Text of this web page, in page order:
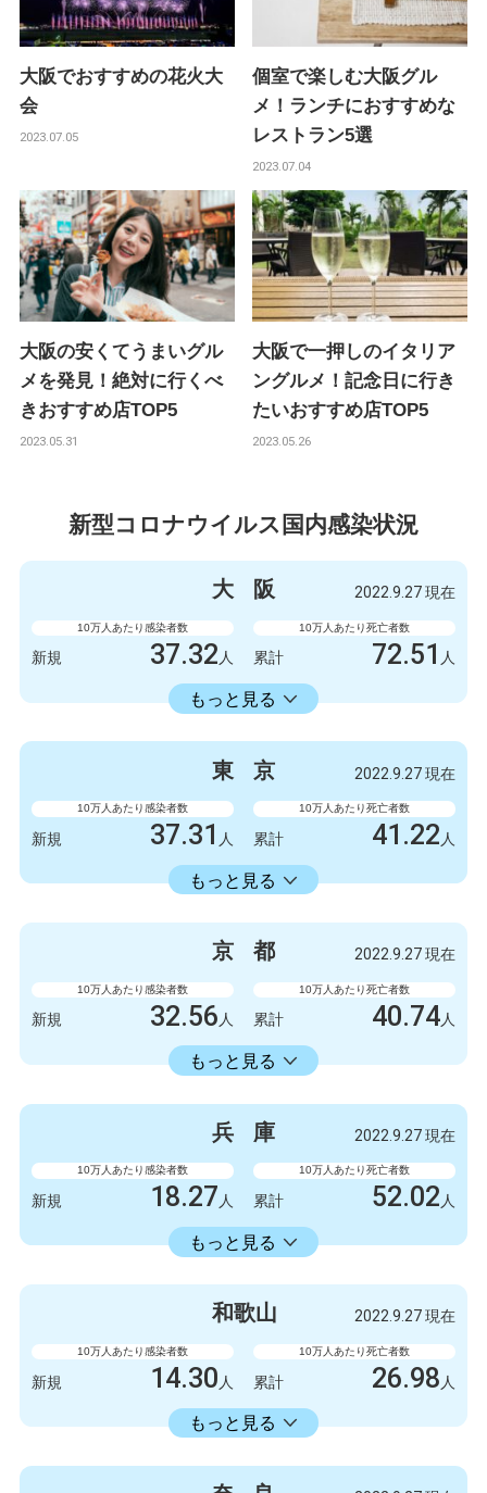
大阪でおすすめの花火大
会
2023.07.05
個室で楽しむ大阪グル
メ！ランチにおすすめな
レストラン5選
2023.07.04
大阪の安くてうまいグル
メを発見！絶対に行くべ
きおすすめ店TOP5
2023.05.31
大阪で一押しのイタリア
ングルメ！記念日に行き
たいおすすめ店TOP5
2023.05.26
新型コロナウイルス国内感染状況
大 阪 2022.9.27 現在
10万人あたり感染者数
新規 37.32 人
10万人あたり死亡者数
累計 72.51 人
もっと見る
23598.73人
3300人 新規
2086723 6412
東 京 2022.9.27 現在
10万人あたり感染者数
新規 37.31 人
10万人あたり死亡者数
累計 41.22 人
もっと見る
22429.74人
5247人 新規
5798
京 都 2022.9.27 現在
10万人あたり感染者数
新規 32.56 人
10万人あたり死亡者数
累計 40.74人
もっと見る
18413.86人
840人 新規
475063 1051
兵 庫 2022.9.27 現在
10万人あたり感染者数
新規 18.27 人
10万人あたり死亡者数
累計 52.02 人
もっと見る
18353.34人
999人 新規
1003778 2845
和歌山 2022.9.27 現在
10万人あたり感染者数
新規 14.30 人
10万人あたり死亡者数
累計 26.98 人
もっと見る
14336.11人
人 新規